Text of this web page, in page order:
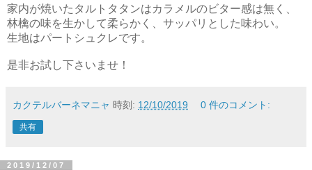
家内が焼いたタルトタタンはカラメルのビター感は無く、
林檎の味を生かして柔らかく、サッパリとした味わい。
生地はパートシュクレです。
是非お試し下さいませ！
カクテルバーネマニャ 時刻: 12/10/2019 0 件のコメント:
共有
2019/12/07